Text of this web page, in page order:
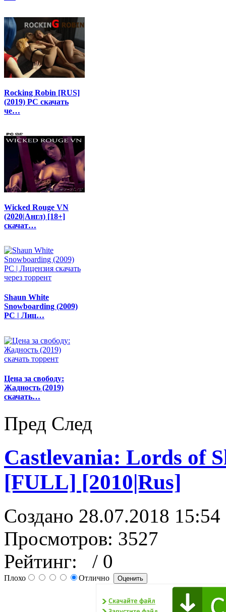
Rocking Robin [RUS]
(2019) PC скачать
че…
Wicked Rouge VN
(2020|Англ) [18+]
скачат…
Shaun White
Snowboarding (2009)
PC | Лиц…
Цена за свободу:
Жадность (2019)
скачать…
Пред След
Castlevania: Lords of
[FULL] [2010|Rus]
Создано 28.07.2018 15:54
Просмотров: 3527
Рейтинг:
/ 0
Плохо Отлично